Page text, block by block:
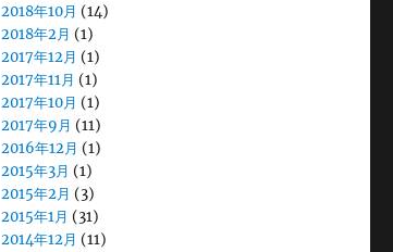
2018年10月 (14)
2018年2月 (1)
2017年12月 (1)
2017年11月 (1)
2017年10月 (1)
2017年9月 (11)
2016年12月 (1)
2015年3月 (1)
2015年2月 (3)
2015年1月 (31)
2014年12月 (11)